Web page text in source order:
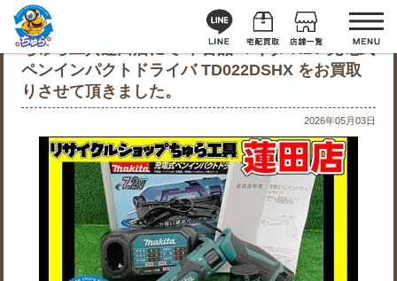
ちゅら工具蓮田店にて 中古品 マキタ 7.2V 充電式
ペンインパクトドライバ TD022DSHX をお買取
りさせて頂きました。
2026年05月03日